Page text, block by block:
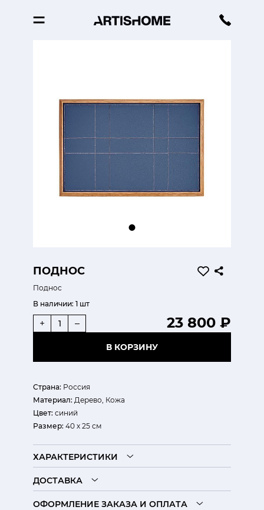
ПОДНОС
Поднос
Страна: Россия
Материал: Дерево, Кожа
Цвет: синий
Размер: 40 х 25 см
В наличии: 1 шт
23 800 ₽
+ –
В КОРЗИНУ
ХАРАКТЕРИСТИКИ
ДОСТАВКА
ОФОРМЛЕНИЕ ЗАКАЗА И ОПЛАТА